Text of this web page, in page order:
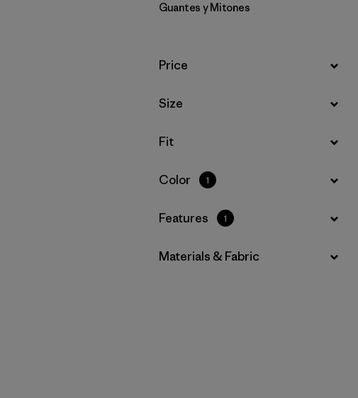
Guantes y Mitones
Filtrar por
Price
Filtrar por
Size
Filtrar por
Fit
Filtrar por
Color 1
Filtrar por
Features 1
Filtrar por
Materials & Fabric